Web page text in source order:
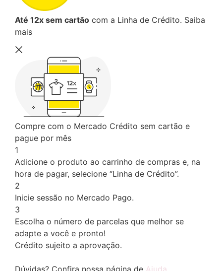
Até 12x sem cartão com a Linha de Crédito. Saiba
mais
Compre com o Mercado Crédito sem cartão e
pague por mês
1
Adicione o produto ao carrinho de compras e, na
hora de pagar, selecione “Linha de Crédito”.
2
Inicie sessão no Mercado Pago.
3
Escolha o número de parcelas que melhor se
adapte a você e pronto!
Crédito sujeito a aprovação.
Dúvidas? Confira nossa página de Ajuda